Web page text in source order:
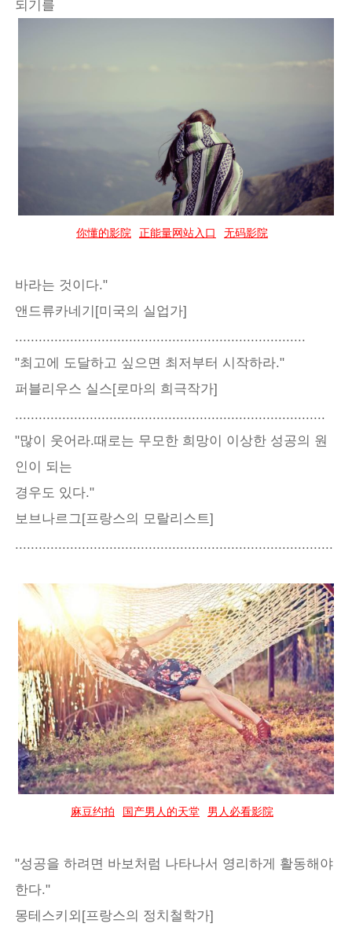
되기를
你懂的影院 正能量网站入口 无码影院
바라는 것이다."
앤드류카네기[미국의 실업가]
..........................................................................
"최고에 도달하고 싶으면 최저부터 시작하라."
퍼블리우스 실스[로마의 희극작가]
...............................................................................
"많이 웃어라.때로는 무모한 희망이 이상한 성공의 원
인이 되는
경우도 있다."
보브나르그[프랑스의 모랄리스트]
.................................................................................
麻豆约拍 国产男人的天堂 男人必看影院
"성공을 하려면 바보처럼 나타나서 영리하게 활동해야
한다."
몽테스키외[프랑스의 정치철학가]